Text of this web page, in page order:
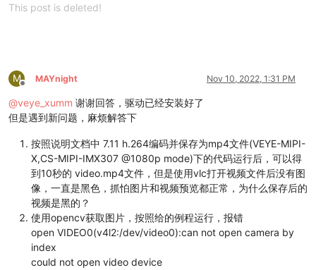
This post is deleted!
M
Offline
MAYnight Nov 10, 2022, 1:31 PM
@veye_xumm 谢谢回答，驱动已经安装好了
但是遇到新问题，麻烦解答下
按照说明文档中 7.11 h.264编码并保存为mp4文件(VEYE-MIPI-
X,CS-MIPI-IMX307 @1080p mode)下的代码运行后，可以得
到10秒的 video.mp4文件，但是使用vlc打开视频文件后没有图
像，一直是黑色，抓怕图片和视频预览都正常，为什么保存后的
视频是黑的？
使用opencv获取图片，按照给的例程运行，报错
open VIDEO0(v4l2:/dev/video0):can not open camera by
index
could not open video device